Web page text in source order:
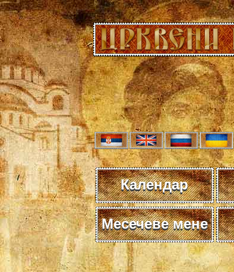
Календар
Месечеве мене